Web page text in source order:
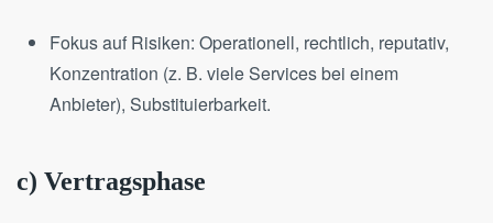
Fokus auf Risiken: Operationell, rechtlich, reputativ,
Konzentration (z. B. viele Services bei einem
Anbieter), Substituierbarkeit.
c) Vertragsphase